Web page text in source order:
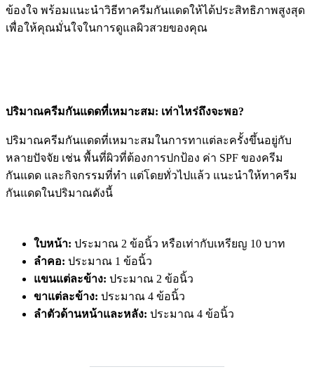
ข้องใจ พร้อมแนะนำวิธีทาครีมกันแดดให้ได้ประสิทธิภาพสูงสุด
เพื่อให้คุณมั่นใจในการดูแลผิวสวยของคุณ
ปริมาณครีมกันแดดที่เหมาะสม: เท่าไหร่ถึงจะพอ?
ปริมาณครีมกันแดดที่เหมาะสมในการทาแต่ละครั้งขึ้นอยู่กับ
หลายปัจจัย เช่น พื้นที่ผิวที่ต้องการปกป้อง ค่า SPF ของครีม
กันแดด และกิจกรรมที่ทำ แต่โดยทั่วไปแล้ว แนะนำให้ทาครีม
กันแดดในปริมาณดังนี้
ใบหน้า: ประมาณ 2 ข้อนิ้ว หรือเท่ากับเหรียญ 10 บาท
ลำคอ: ประมาณ 1 ข้อนิ้ว
แขนแต่ละข้าง: ประมาณ 2 ข้อนิ้ว
ขาแต่ละข้าง: ประมาณ 4 ข้อนิ้ว
ลำตัวด้านหน้าและหลัง: ประมาณ 4 ข้อนิ้ว